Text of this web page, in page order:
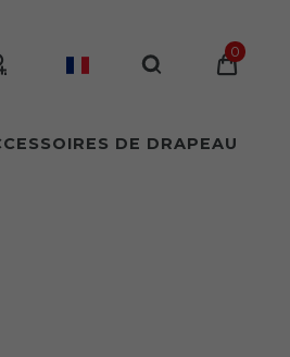
0
DE DRAPEAU